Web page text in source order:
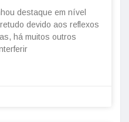
destaque em nível
devido aos reflexos
há muitos outros